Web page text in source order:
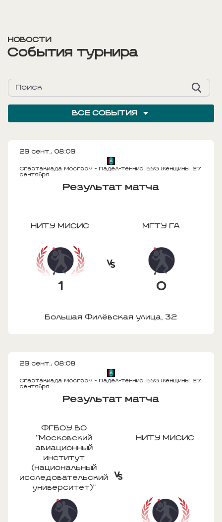
НОВОСТИ
События турнира
ВСЕ СОБЫТИЯ
29 сент., 08:09
Спартакиада Моспром - Падел-теннис. ВУЗ Женщины. 27
сентября
Результат матча
НИТУ МИСИС
1
МГТУ ГА
0
Большая Филёвская улица, 32
29 сент., 08:08
Спартакиада Моспром - Падел-теннис. ВУЗ Женщины. 27
сентября
Результат матча
ФГБОУ ВО
"Московский
авиационный
институт
(национальный
исследовательский
университет)"
НИТУ МИСИС